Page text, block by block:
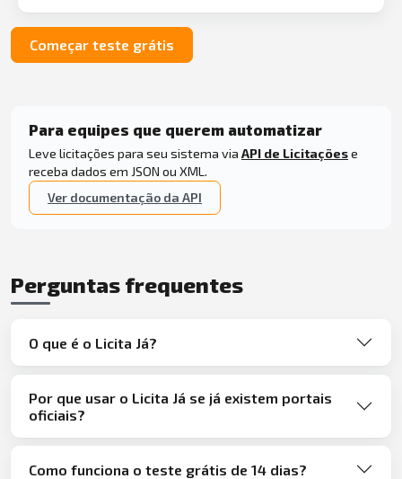
Começar teste grátis
Para equipes que querem automatizar
Leve licitações para seu sistema via API de Licitaçõese
receba dados em JSON ou XML.
Ver documentação da API
Perguntas frequentes
O que é o Licita Já?
Por que usar o Licita Já se já existem portais
oficiais?
Como funciona o teste grátis de 14 dias?